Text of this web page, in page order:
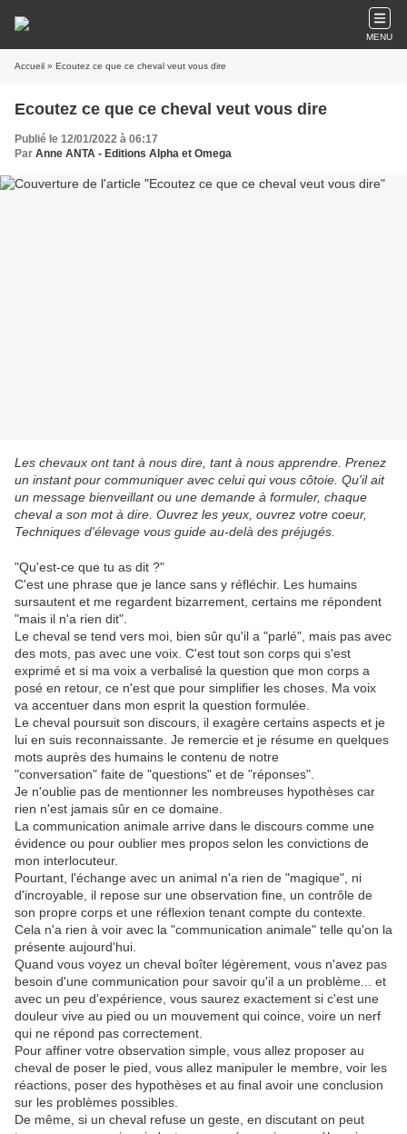
MENU
Accueil » Ecoutez ce que ce cheval veut vous dire
Ecoutez ce que ce cheval veut vous dire
Publié le 12/01/2022 à 06:17
Par Anne ANTA - Editions Alpha et Omega
Les chevaux ont tant à nous dire, tant à nous apprendre. Prenez
un instant pour communiquer avec celui qui vous côtoie. Qu'il ait
un message bienveillant ou une demande à formuler, chaque
cheval a son mot à dire. Ouvrez les yeux, ouvrez votre coeur,
Techniques d'élevage vous guide au-delà des préjugés.
"Qu'est-ce que tu as dit ?"
C'est une phrase que je lance sans y réfléchir. Les humains
sursautent et me regardent bizarrement, certains me répondent
"mais il n'a rien dit".
Le cheval se tend vers moi, bien sûr qu'il a "parlé", mais pas avec
des mots, pas avec une voix. C'est tout son corps qui s'est
exprimé et si ma voix a verbalisé la question que mon corps a
posé en retour, ce n'est que pour simplifier les choses. Ma voix
va accentuer dans mon esprit la question formulée.
Le cheval poursuit son discours, il exagère certains aspects et je
lui en suis reconnaissante. Je remercie et je résume en quelques
mots auprès des humains le contenu de notre
"conversation" faite de "questions" et de "réponses".
Je n'oublie pas de mentionner les nombreuses hypothèses car
rien n'est jamais sûr en ce domaine.
La communication animale arrive dans le discours comme une
évidence ou pour oublier mes propos selon les convictions de
mon interlocuteur.
Pourtant, l'échange avec un animal n'a rien de "magique", ni
d'incroyable, il repose sur une observation fine, un contrôle de
son propre corps et une réflexion tenant compte du contexte.
Cela n'a rien à voir avec la "communication animale" telle qu'on la
présente aujourd'hui.
Quand vous voyez un cheval boîter légèrement, vous n'avez pas
besoin d'une communication pour savoir qu'il a un problème... et
avec un peu d'expérience, vous saurez exactement si c'est une
douleur vive au pied ou un mouvement qui coince, voire un nerf
qui ne répond pas correctement.
Pour affiner votre observation simple, vous allez proposer au
cheval de poser le pied, vous allez manipuler le membre, voir les
réactions, poser des hypothèses et au final avoir une conclusion
sur les problèmes possibles.
De même, si un cheval refuse un geste, en discutant on peut